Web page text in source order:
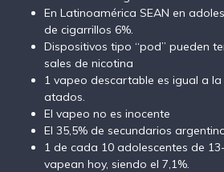
En Latinoamérica SEAN en
de cigarrillos 6%.
Dispositivos tipo “pod” pueden
sales de nicotina
1 vapeo descartable es igual a
atados.
El vapeo no es inocente
El 35,5% de secundarios
1 de cada 10 adolescentes de
vapean hoy, siendo el 7,1%.